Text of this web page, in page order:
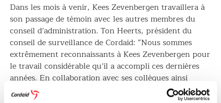
Dans les mois à venir, Kees Zevenbergen travaillera à
son passage de témoin avec les autres membres du
conseil d’administration. Ton Heerts, président du
conseil de surveillance de Cordaid: “Nous sommes
extrêmement reconnaissants à Kees Zevenbergen pour
le travail considérable qu’il a accompli ces dernières
années. En collaboration avec ses collègues ainsi
qu’avec des partenaires nationaux et internationaux, il